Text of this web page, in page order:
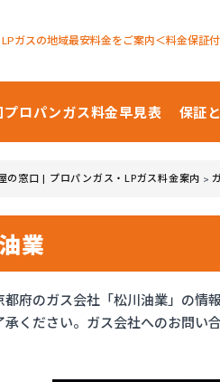
ガスの地域最安料金をご案内＜料金保証
プロパンガス料金早見表 保証
の窓口 | プロパンガス・LPガス料金案内 >
業
都府のガス会社「松川油業」の情
承ください。ガス会社へのお問い